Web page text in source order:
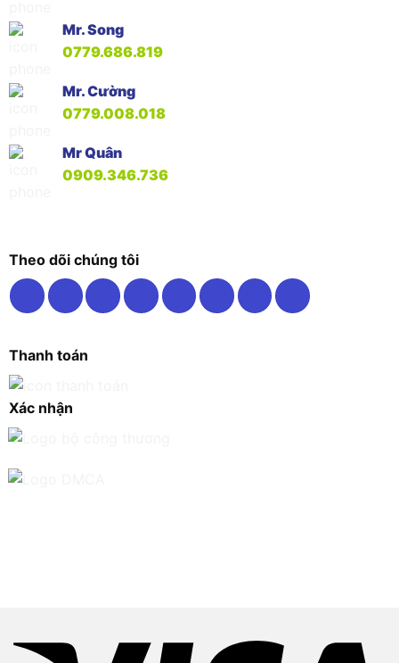
Mr. Song
0779.686.819
Mr. Cường
0779.008.018
Mr Quân
0909.346.736
Theo dõi chúng tôi
Thanh toán
Xác nhận